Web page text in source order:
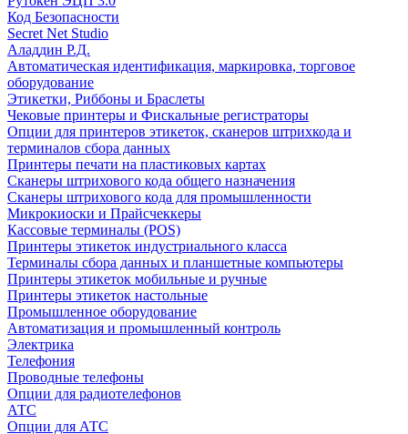
Код Безопасности
Secret Net Studio
Аладдин Р.Д.
Автоматическая идентификация, маркировка, торговое
оборудование
Этикетки, Риббоны и Браслеты
Чековые принтеры и Фискальные регистраторы
Опции для принтеров этикеток, сканеров штрихкода и
терминалов сбора данных
Принтеры печати на пластиковых картах
Сканеры штрихового кода общего назначения
Сканеры штрихового кода для промышленности
Микрокиоски и Прайсчеккеры
Кассовые терминалы (POS)
Принтеры этикеток индустриального класса
Терминалы сбора данных и планшетные компьютеры
Принтеры этикеток мобильные и ручные
Принтеры этикеток настольные
Промышленное оборудование
Автоматизация и промышленный контроль
Электрика
Телефония
Проводные телефоны
Опции для радиотелефонов
АТС
Опции для АТС